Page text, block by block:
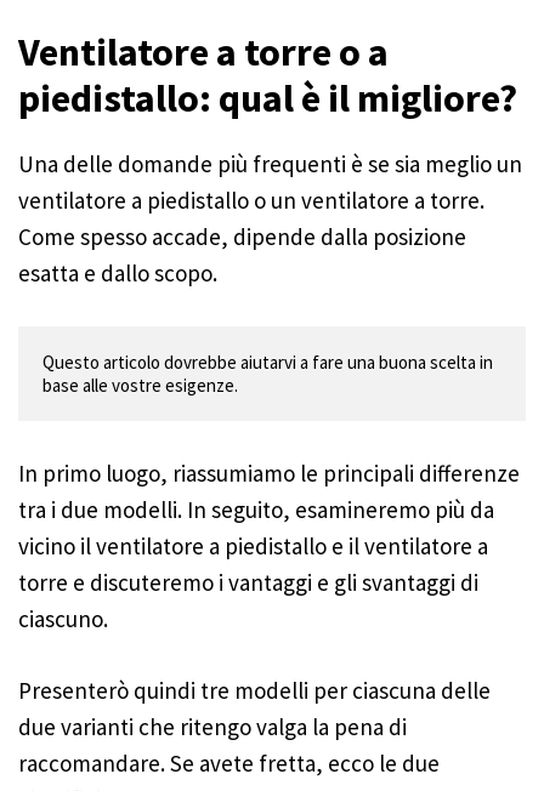
Ventilatore a torre o a
piedistallo: qual è il migliore?
Una delle domande più frequenti è se sia meglio un
ventilatore a piedistallo o un ventilatore a torre.
Come spesso accade, dipende dalla posizione
esatta e dallo scopo.
Questo articolo dovrebbe aiutarvi a fare una buona scelta in
In primo luogo, riassumiamo le principali differenze
tra i due modelli. In seguito, esamineremo più da
vicino il ventilatore a piedistallo e il ventilatore a
torre e discuteremo i vantaggi e gli svantaggi di
ciascuno.
Presenterò quindi tre modelli per ciascuna delle
due varianti che ritengo valga la pena di
raccomandare. Se avete fretta, ecco le due